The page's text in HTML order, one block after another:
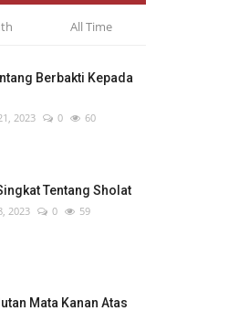
All Time
Berbakti Kepada
2023 0 60
Tentang Sholat
2023 0 59
Mata Kanan Atas